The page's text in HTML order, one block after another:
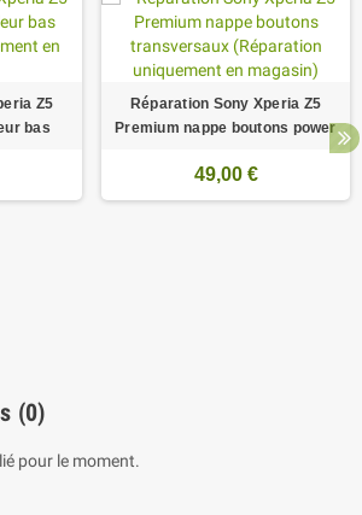
Z5
bas
Réparation Sony Xperia Z5
Premium nappe boutons power
49,00 €
(0)
pour le moment.